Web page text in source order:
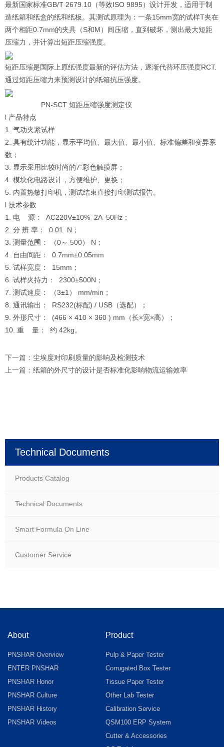
最新国家标准GB/T 2679.10（等效ISO 9895）设计开发，适用于制
造纸箱和纸盒的纸和纸板。其测试原理为：一条15mm宽的试样T夹在
两个相距0.7mm的夹具（S和M）间压缩，直到破坏，测出最大短距
压缩力，并计算出短距压缩强度。
短距压缩是国际上原纸强度最新的评估方法，逐渐代替环压强度RCT.
通过短距压缩力来预测设计的纸箱抗压强度。
PN-SCT 短距压缩强度测定仪
l 产品特点
1. 气动夹紧试样
2. 具有统计功能，显示平均值、最大值、最小值、标准偏差和变异系
数；
3. 显示采用比较时尚的7”彩色触摸屏；
4. 模块化电路设计，方便维护、更换；
5. 内置热敏打印机，测试结束直接打印测试报告。
l 技术参数
1. 电 源： AC220V±10% 2A 50Hz；
2. 分 辨 率： 0.01 N；
3. 测量范围： （0～ 500） N；
4. 自由间距： 0.7mm±0.05mm
5. 试样宽度： 15mm；
6. 试样夹持力： 2300±500N；
7. 测试速度： （3±1） mm/min；
8. 通讯输出： RS232(标配) / USB（选配）；
9. 外形尺寸： (466 × 410 × 360 ) mm（长×宽×高）；
10. 重 量： 约 42kg。
下一篇： 尘埃度对印刷质量的影响及检测技术
上一篇： 纸箱的外尺寸的设计是否标准化影响物流运输效率
Technical Documents
Products Catalog
Technical Documents
Smart Formula On Line
Customer Service
About
PNSHAR Overview
ENTER PNSHAR
PNSHAR Honor
PNSHAR Culture
PNSHAR History
PNSHAR Videos
Product
Pulp & Paper Tester
Corrugated Box Tester
Tissue Paper Tester
Other Lab Tester
Calibration Service
QSM100 ERP System
Cutter & Accessories